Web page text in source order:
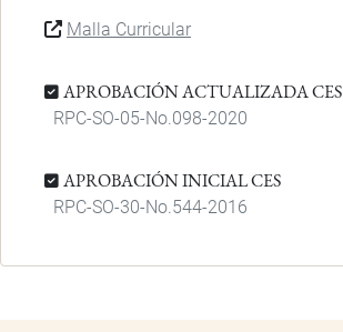
Malla Curricular
APROBACIÓN ACTUALIZADA CES
RPC-SO-05-No.098-2020
APROBACIÓN INICIAL CES
RPC-SO-30-No.544-2016